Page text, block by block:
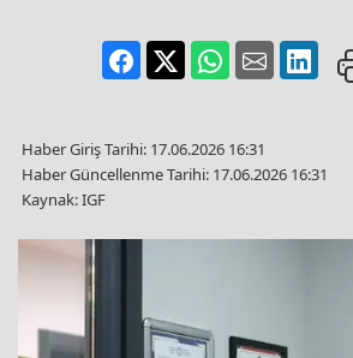
Haber Giriş Tarihi: 17.06.2026 16:31
Haber Güncellenme Tarihi: 17.06.2026 16:31
Kaynak: IGF